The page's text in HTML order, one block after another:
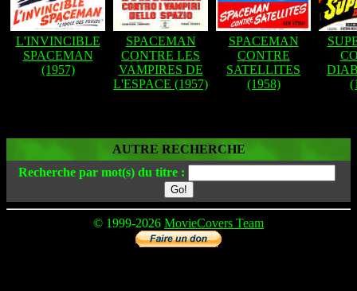
L'INVINCIBLE
SPACEMAN
(1957)
SPACEMAN
CONTRE LES
VAMPIRES DE
L'ESPACE (1957)
SPACEMAN
CONTRE
SATELLITES
(1958)
AUTRE RECHERCHE
Recherche par mot(s) du titre :
© 1999-2026 MovieCovers Team